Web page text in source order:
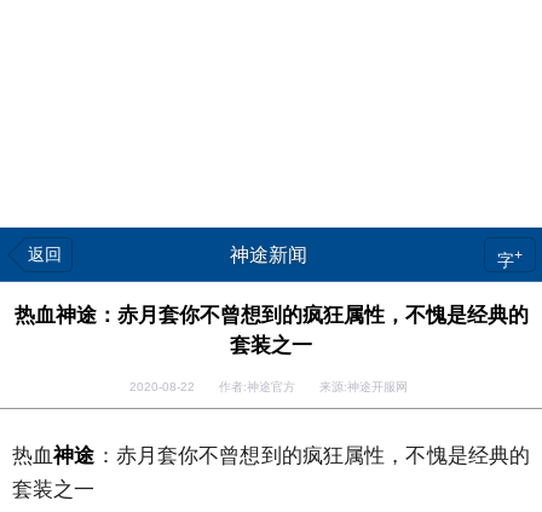
返回 神途新闻 字+
热血神途：赤月套你不曾想到的疯狂属性，不愧是经典的
套装之一
2020-08-22 作者:神途官方 来源:神途开服网
热血神途 ：赤月套你不曾想到的疯狂属性，不愧是经典的
套装之一